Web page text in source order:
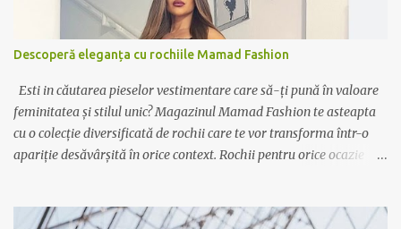
Descoperă eleganța cu rochiile Mamad Fashion
Esti in căutarea pieselor vestimentare care să-ți pună în valoare
feminitatea și stilul unic? Magazinul Mamad Fashion te asteapta
cu o colecție diversificată de rochii care te vor transforma într-o
apariție desăvârșită în orice context. Rochii pentru orice ocazie
Fashion are soluția potrivită pentru tine. De la rochiile lungi,